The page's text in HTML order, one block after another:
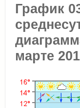
График
марте